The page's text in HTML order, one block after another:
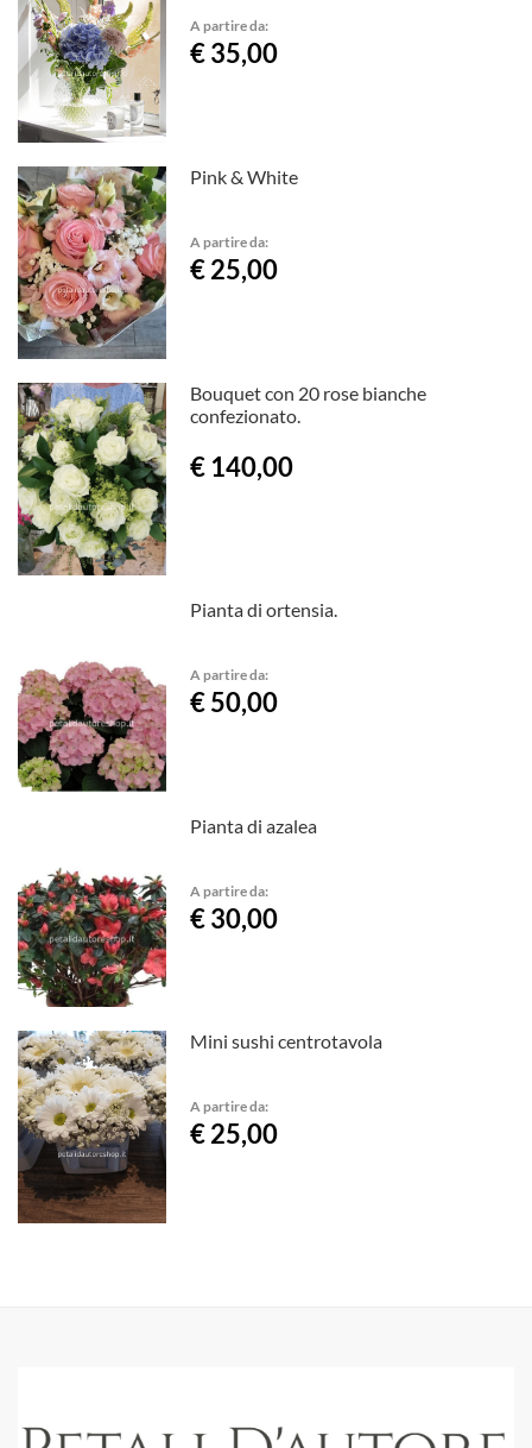
A partire da:
€ 35,00
Pink & White
A partire da:
€ 25,00
Bouquet con 20 rose bianche
confezionato.
€ 140,00
Pianta di ortensia.
A partire da:
€ 50,00
Pianta di azalea
A partire da:
€ 30,00
Mini sushi centrotavola
A partire da:
€ 25,00